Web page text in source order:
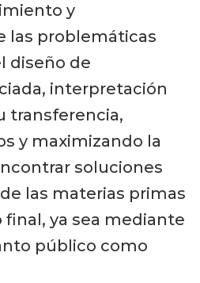
y
las problemáticas
diseño de
interpretación
transferencia,
y maximizando la
soluciones
las materias primas
ya sea mediante
público como